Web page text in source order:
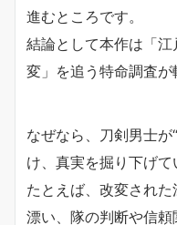
進むところです。
結論として本作は「
変」を追う特命調査が
なぜなら、刀剣男士が
け、真実を掘り下げて
たとえば、改変され
漂い、隊の判断や信頼